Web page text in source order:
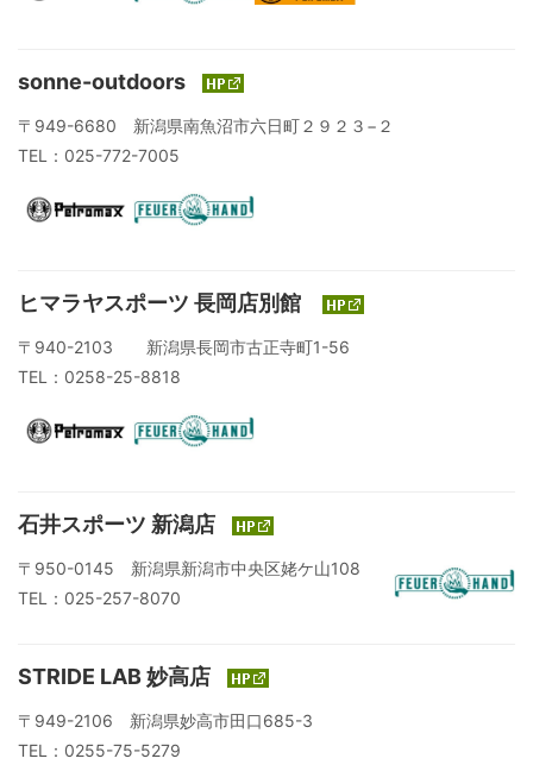
sonne-outdoors
〒949-6680 新潟県南魚沼市六日町２９２３−２
TEL：025-772-7005
ヒマラヤスポーツ 長岡店別館
〒940-2103 新潟県長岡市古正寺町1-56
TEL：0258-25-8818
石井スポーツ 新潟店
〒950-0145 新潟県新潟市中央区姥ケ山108
TEL：025-257-8070
STRIDE LAB 妙高店
〒949-2106 新潟県妙高市田口685-3
TEL：0255-75-5279